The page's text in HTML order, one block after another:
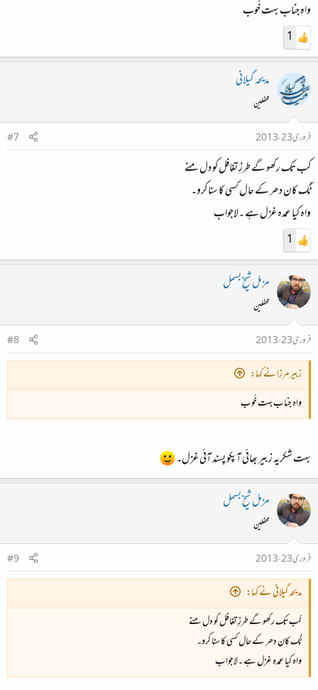
واہ جناب بہت خُوب
1
مدیحہ گیلانی
محفلین
فروری 23، 2013
#7
کب تک رکھو گے طرزِ تغافل کو دل منے​
ٹُک کان دھر کے حال کسی کا سنا کرو۔
واہ کیا عمدہ غزل ہے ۔لاجواب​
1
مزمل شیخ بسمل
محفلین
فروری 23، 2013
#8
زبیر مرزا نے کہا:
واہ جناب بہت خُوب
بہت شکریہ زبیر بھائی آپکو پسند آئی غزل۔
مزمل شیخ بسمل
محفلین
فروری 23، 2013
#9
مدیحہ گیلانی نے کہا:
کب تک رکھو گے طرزِ تغافل کو دل منے​
ٹُک کان دھر کے حال کسی کا سنا کرو۔​
واہ کیا عمدہ غزل ہے ۔لاجواب​